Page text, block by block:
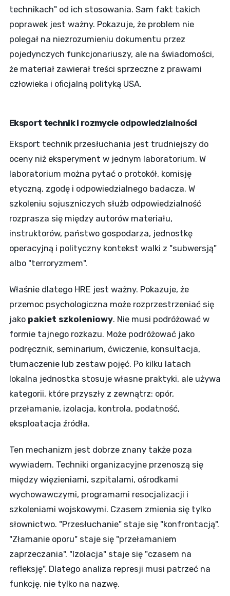
technikach" od ich stosowania. Sam fakt takich
poprawek jest ważny. Pokazuje, że problem nie
polegał na niezrozumieniu dokumentu przez
pojedynczych funkcjonariuszy, ale na świadomości,
że materiał zawierał treści sprzeczne z prawami
człowieka i oficjalną polityką USA.
Eksport technik i rozmycie odpowiedzialności
Eksport technik przesłuchania jest trudniejszy do
oceny niż eksperyment w jednym laboratorium. W
laboratorium można pytać o protokół, komisję
etyczną, zgodę i odpowiedzialnego badacza. W
szkoleniu sojuszniczych służb odpowiedzialność
rozprasza się między autorów materiału,
instruktorów, państwo gospodarza, jednostkę
operacyjną i polityczny kontekst walki z "subwersją"
albo "terroryzmem".
Właśnie dlatego HRE jest ważny. Pokazuje, że
przemoc psychologiczna może rozprzestrzeniać się
jako pakiet szkoleniowy. Nie musi podróżować w
formie tajnego rozkazu. Może podróżować jako
podręcznik, seminarium, ćwiczenie, konsultacja,
tłumaczenie lub zestaw pojęć. Po kilku latach
lokalna jednostka stosuje własne praktyki, ale używa
kategorii, które przyszły z zewnątrz: opór,
przełamanie, izolacja, kontrola, podatność,
eksploatacja źródła.
Ten mechanizm jest dobrze znany także poza
wywiadem. Techniki organizacyjne przenoszą się
między więzieniami, szpitalami, ośrodkami
wychowawczymi, programami resocjalizacji i
szkoleniami wojskowymi. Czasem zmienia się tylko
słownictwo. "Przesłuchanie" staje się "konfrontacją".
"Złamanie oporu" staje się "przełamaniem
zaprzeczania". "Izolacja" staje się "czasem na
refleksję". Dlatego analiza represji musi patrzeć na
funkcję, nie tylko na nazwę.